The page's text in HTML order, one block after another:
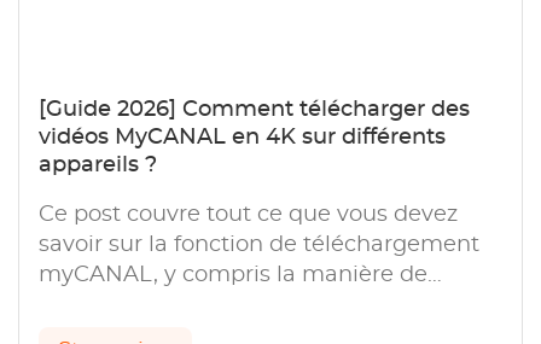
[Guide 2026] Comment télécharger des
vidéos MyCANAL en 4K sur différents
appareils ?
Ce post couvre tout ce que vous devez
savoir sur la fonction de téléchargement
myCANAL, y compris la manière de